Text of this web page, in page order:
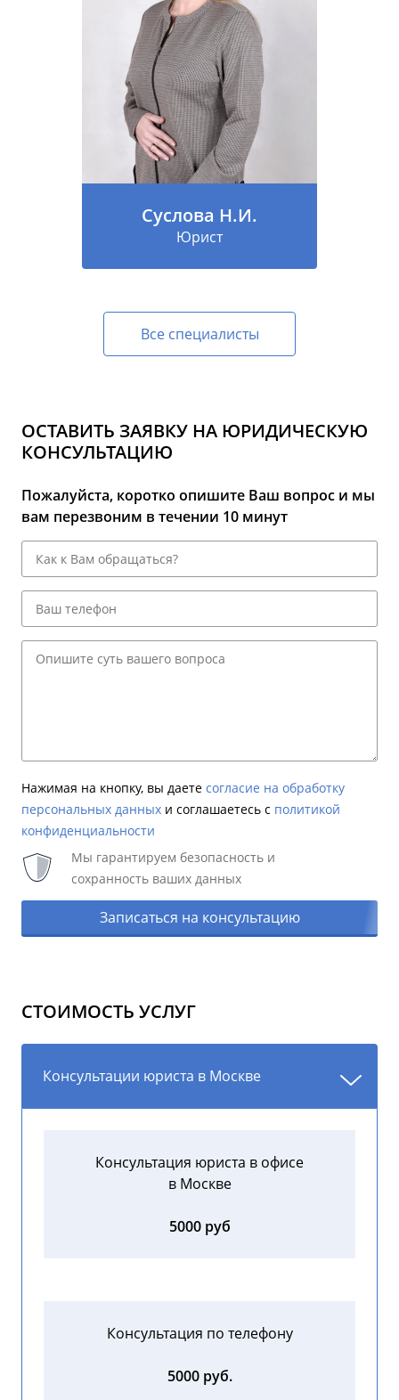
Суслова Н.И.
Юрист
Все специалисты
ОСТАВИТЬ ЗАЯВКУ НА ЮРИДИЧЕСКУЮ
КОНСУЛЬТАЦИЮ
Пожалуйста, коротко опишите Ваш вопрос и мы
вам перезвоним в течении 10 минут
Нажимая на кнопку, вы даете согласие на обработку
персональных данных и соглашаетесь c политикой
конфиденциальности
Мы гарантируем безопасность и
сохранность ваших данных
Записаться на консультацию
СТОИМОСТЬ УСЛУГ
Консультации юриста в Москве
Консультация юриста в офисе
в Москве
5000 руб
Консультация по телефону
5000 руб.